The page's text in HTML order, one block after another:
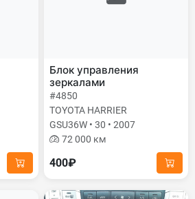
Блок управления
зеркалами
#4850
TOYOTA HARRIER
GSU36W • 30 • 2007
72 000 км
400₽